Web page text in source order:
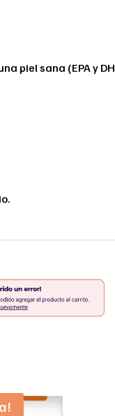
piel sana (EPA y